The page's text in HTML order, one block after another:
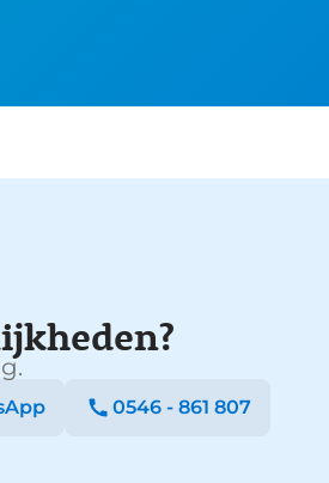
0546 - 861 807